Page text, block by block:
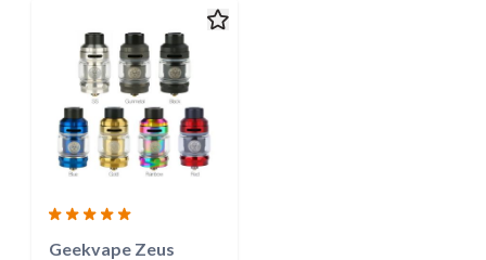
Geekvape Zeus